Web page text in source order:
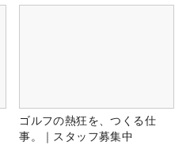
ゴルフの熱狂を、つくる仕
事。｜スタッフ募集中